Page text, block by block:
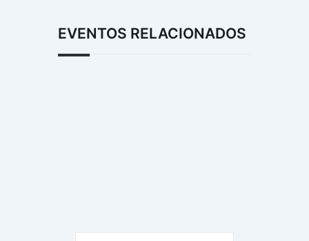
EVENTOS RELACIONADOS